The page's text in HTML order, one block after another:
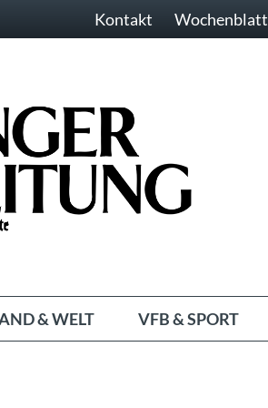
Kontakt Wochenblatt
& WELT VFB & SPORT